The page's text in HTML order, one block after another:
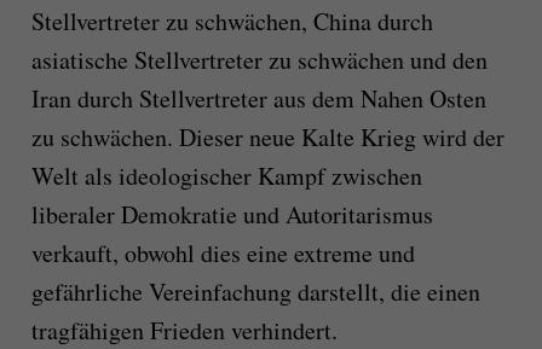
Stellvertreter zu schwächen, China durch
asiatische Stellvertreter zu schwächen und den
Iran durch Stellvertreter aus dem Nahen Osten
zu schwächen. Dieser neue Kalte Krieg wird der
Welt als ideologischer Kampf zwischen
liberaler Demokratie und Autoritarismus
verkauft, obwohl dies eine extreme und
gefährliche Vereinfachung darstellt, die einen
tragfähigen Frieden verhindert.